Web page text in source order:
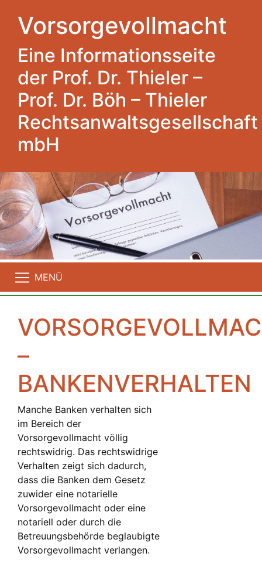
Vorsorgevollmacht
Eine Informationsseite
der Prof. Dr. Thieler –
Prof. Dr. Böh – Thieler
Rechtsanwaltsgesellschaft
mbH
MENÜ
–
BANKENVERHALTEN
Manche Banken verhalten sich
im Bereich der
Vorsorgevollmacht völlig
rechtswidrig. Das rechtswidrige
Verhalten zeigt sich dadurch,
dass die Banken dem Gesetz
zuwider eine notarielle
Vorsorgevollmacht oder eine
notariell oder durch die
Betreuungsbehörde beglaubigte
Vorsorgevollmacht verlangen.